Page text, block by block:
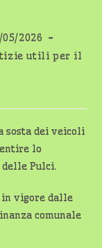
05/2026
utili per il
sosta dei veicoli
lo
Pulci.
vigore dalle
comunale